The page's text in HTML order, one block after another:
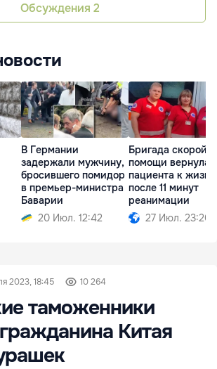
Обсуждения 2
В Германии
задержали мужчину,
бросившего помидор
в премьер-министра
Баварии
20 Июл. 12:42
Бригада скорой
помощи вернула
пациента к жизни
после 11 минут
реанимации
27 Июл. 23:20
2023, 18:45 10 264
таможенники
Китая